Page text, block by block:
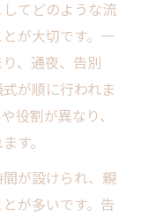
てどのような流
が大切です。一
、通夜、告別
が順に行われま
役割が異なり、
す。
が設けられ、親
が多いです。告